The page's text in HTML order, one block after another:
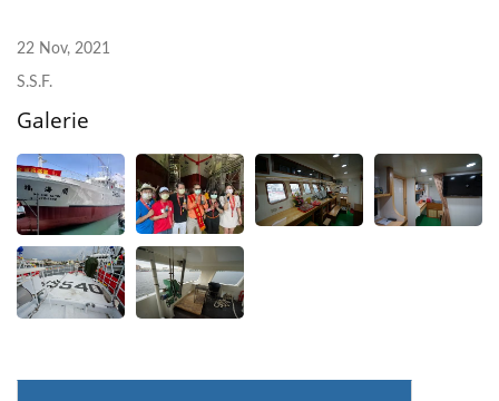
22 Nov, 2021
S.S.F.
Galerie